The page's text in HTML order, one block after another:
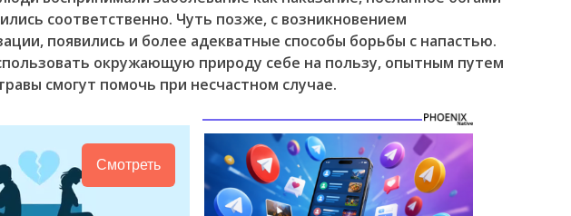
соответственно. Чуть позже, с возникновением
появились и более адекватные способы борьбы с напастью.
окружающую природу себе на пользу, опытным путем
смогут помочь при несчастном случае.
Смотреть